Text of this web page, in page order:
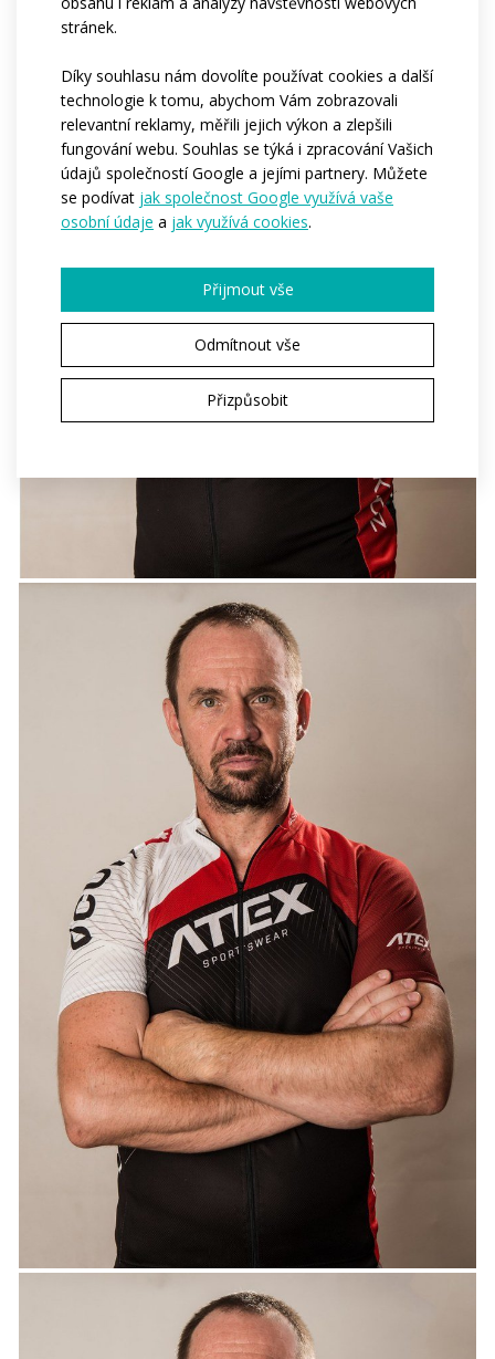
stránek.
Díky souhlasu nám dovolíte používat cookies a další
technologie k tomu, abychom Vám zobrazovali
relevantní reklamy, měřili jejich výkon a zlepšili
fungování webu. Souhlas se týká i zpracování Vašich
údajů společností Google a jejími partnery. Můžete
se podívat jak společnost Google využívá vaše
osobní údaje a jak využívá cookies.
Přijmout vše
Odmítnout vše
Přizpůsobit